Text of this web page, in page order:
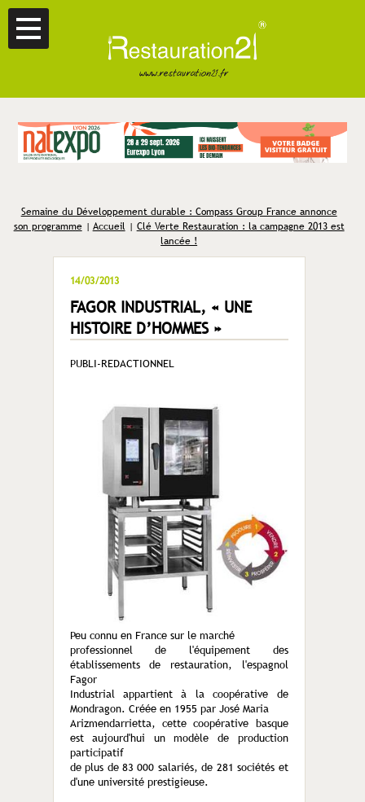
Semaine du Développement durable : Compass Group France annonce
son programme| Accueil | Clé Verte Restauration : la campagne 2013 est
lancée !
14/03/2013
FAGOR INDUSTRIAL, « UNE
HISTOIRE D’HOMMES »
PUBLI-REDACTIONNEL
Peu connu en France sur le marché
professionnel de l'équipement des
établissements de restauration, l'espagnol
Fagor
Industrial appartient à la coopérative de
Mondragon. Créée en 1955 par José Maria
Arizmendarrietta, cette coopérative basque
est aujourd'hui un modèle de production
participatif
de plus de 83 000 salariés, de 281 sociétés et
d'une université prestigieuse.